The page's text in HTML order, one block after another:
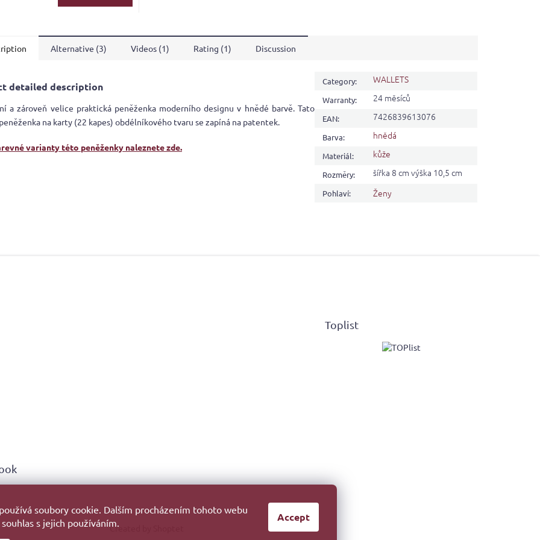
soubory cookie. Dalším procházením tohoto webu
s jejich používáním.
Accept
Alternative (3) Videos (1) Rating (1) Discussion
detailed description
a zároveň velice praktická peněženka moderního designu v hnědé barvě. Tato
na karty (22 kapes) obdélníkového tvaru se zapíná na patentek.
varianty této peněženky naleznete zde.
Category: WALLETS
Warranty: 24 měsíců
EAN: 7426839613076
Barva: hnědá
Materiál: kůže
Rozměry: šířka 8 cm výška 10,5 cm
Pohlaví: Ženy
Toplist
Created by Shoptet